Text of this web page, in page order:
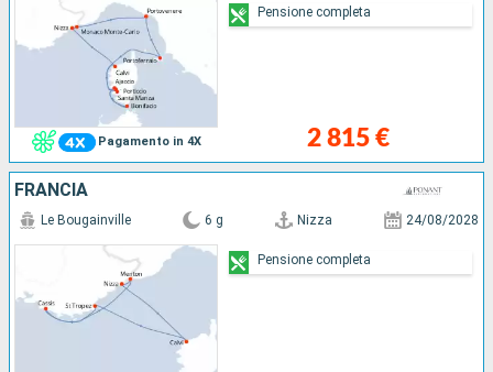
Pagamento in 4X 2 815 €
Pensione completa
FRANCIA
Le Bougainville 6 g Nizza 24/08/2028
Pensione completa